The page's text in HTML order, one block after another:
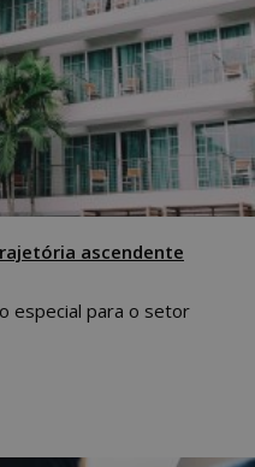
ascendente
especial para o setor